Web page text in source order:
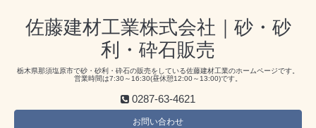
佐藤建材工業株式会社｜砂・砂
利・砕石販売
栃木県那須塩原市で砂・砂利・砕石の販売をしている佐藤建材工業のホームページです。
営業時間は7:30～16:30(昼休憩12:00～13:00)です。
0287-63-4621
お問い合わせ